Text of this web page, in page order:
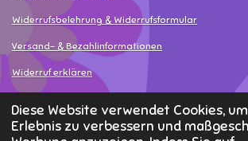
Diese Website verwendet Cookies,
Erlebnis zu verbessern und
Widerrufsbelehrung & Widerrufsformular
Versand- & Bezahlinformationen
Widerruf erklären
© 2025 - 2026 MamaLea